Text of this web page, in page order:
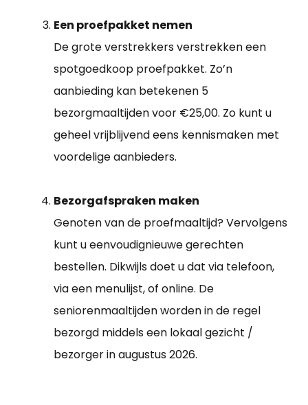
Een proefpakket nemen
De grote verstrekkers verstrekken een
spotgoedkoop proefpakket. Zo’n
aanbieding kan betekenen 5
bezorgmaaltijden voor €25,00. Zo kunt u
geheel vrijblijvend eens kennismaken met
voordelige aanbieders.
Bezorgafspraken maken
Genoten van de proefmaaltijd? Vervolgens
kunt u eenvoudignieuwe gerechten
bestellen. Dikwijls doet u dat via telefoon,
via een menulijst, of online. De
seniorenmaaltijden worden in de regel
bezorgd middels een lokaal gezicht /
bezorger in augustus 2026.